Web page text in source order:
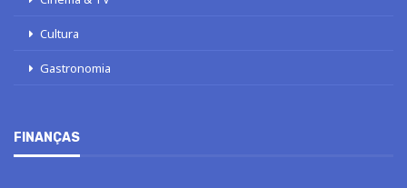
Cultura
Gastronomia
FINANÇAS